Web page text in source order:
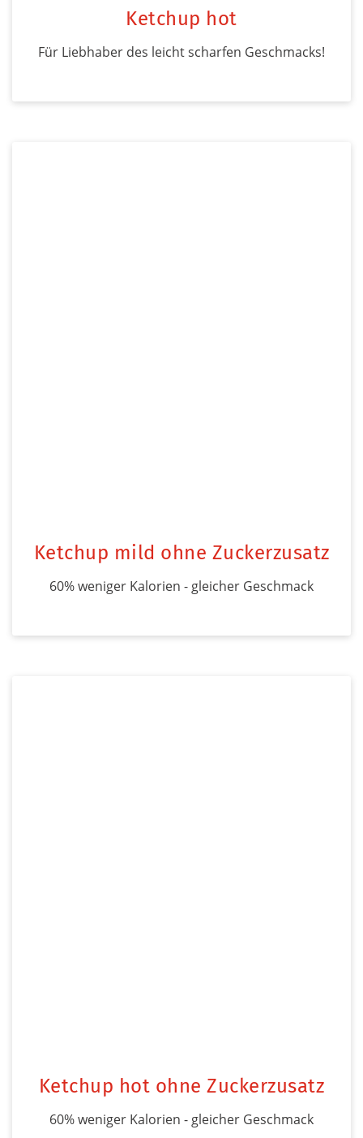
Ketchup hot
Für Liebhaber des leicht scharfen Geschmacks!
Ketchup mild ohne Zuckerzusatz
60% weniger Kalorien - gleicher Geschmack
Ketchup hot ohne Zuckerzusatz
60% weniger Kalorien - gleicher Geschmack